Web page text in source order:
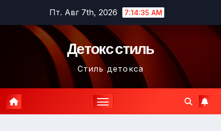
содержимому
Пт. Авг 7th, 2026 7:14:36 AM
Детокс стиль
Стиль детокса